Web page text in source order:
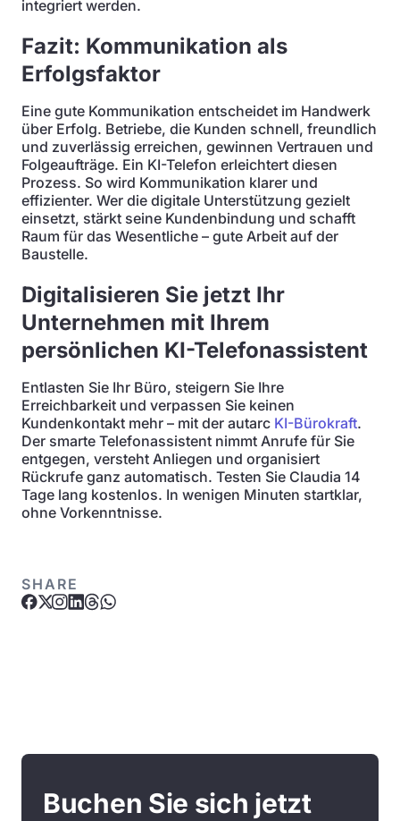
integriert werden.
Fazit: Kommunikation als
Erfolgsfaktor
Eine gute Kommunikation entscheidet im Handwerk
über Erfolg. Betriebe, die Kunden schnell, freundlich
und zuverlässig erreichen, gewinnen Vertrauen und
Folgeaufträge. Ein KI-Telefon erleichtert diesen
Prozess. So wird Kommunikation klarer und
effizienter. Wer die digitale Unterstützung gezielt
einsetzt, stärkt seine Kundenbindung und schafft
Raum für das Wesentliche – gute Arbeit auf der
Baustelle.
Digitalisieren Sie jetzt Ihr
Unternehmen mit Ihrem
persönlichen KI-Telefonassistent
Entlasten Sie Ihr Büro, steigern Sie Ihre
Erreichbarkeit und verpassen Sie keinen
Kundenkontakt mehr – mit der autarc KI-Bürokraft.
Der smarte Telefonassistent nimmt Anrufe für Sie
entgegen, versteht Anliegen und organisiert
Rückrufe ganz automatisch. Testen Sie Claudia 14
Tage lang kostenlos. In wenigen Minuten startklar,
ohne Vorkenntnisse.
SHARE
Buchen Sie sich jetzt